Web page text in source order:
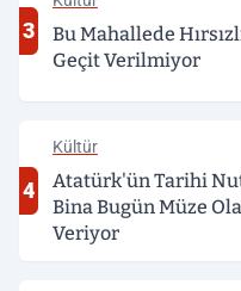
3
Bu Mahallede
Geçit Verilmiyor
4
Kültür
Atatürk'ün Tarihi
Bina Bugün Müze
Veriyor